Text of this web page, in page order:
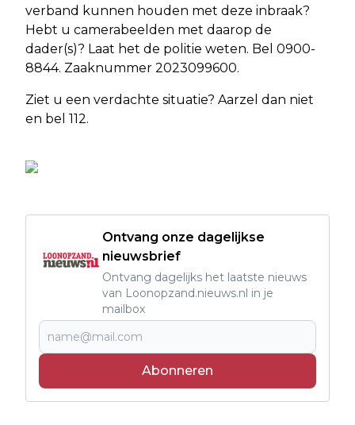
verband kunnen houden met deze inbraak?
Hebt u camerabeelden met daarop de
dader(s)? Laat het de politie weten. Bel 0900-
8844. Zaaknummer 2023099600.
Ziet u een verdachte situatie? Aarzel dan niet
en bel 112.
Ontvang onze dagelijkse
nieuwsbrief
Ontvang dagelijks het laatste nieuws
van Loonopzand.nieuws.nl in je
mailbox
Abonneren